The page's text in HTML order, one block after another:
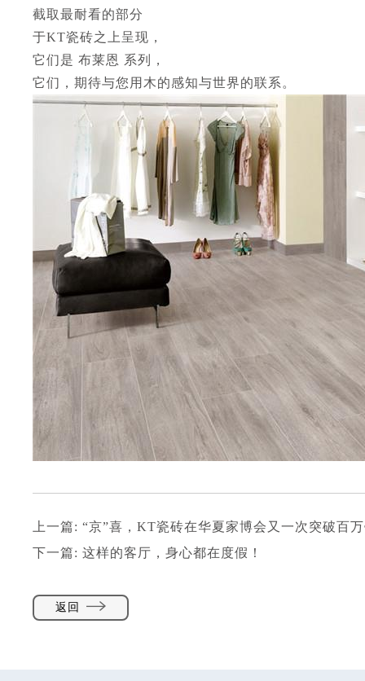
截取最耐看的部分
于KT瓷砖之上呈现，
它们是 布莱恩 系列，
它们，期待与您用木的感知与世界的联系。
上一篇: “京”喜，KT瓷砖在华夏家博会又一次突破百
下一篇: 这样的客厅，身心都在度假！
返回